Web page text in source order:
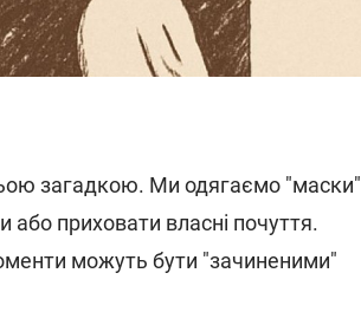
загадкою. Ми одягаємо "маски"
приховати власні почуття.
можуть бути "зачиненими"